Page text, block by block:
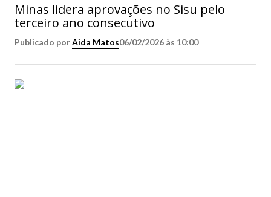
Minas lidera aprovações no Sisu pelo
terceiro ano consecutivo
Publicado porAida Matos06/02/2026 às 10:00